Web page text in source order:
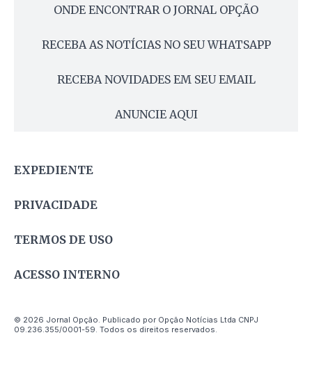
ONDE ENCONTRAR O JORNAL OPÇÃO
RECEBA AS NOTÍCIAS NO SEU WHATSAPP
RECEBA NOVIDADES EM SEU EMAIL
ANUNCIE AQUI
EXPEDIENTE
PRIVACIDADE
TERMOS DE USO
ACESSO INTERNO
© 2026 Jornal Opção. Publicado por Opção Notícias Ltda CNPJ
09.236.355/0001-59. Todos os direitos reservados.